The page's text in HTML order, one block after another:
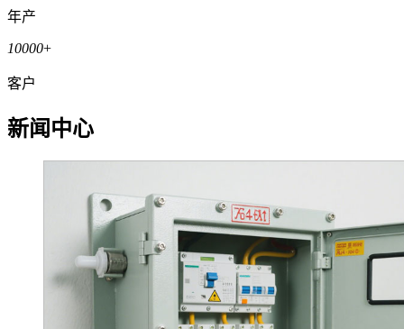
年产
10000+
客户
新闻中心